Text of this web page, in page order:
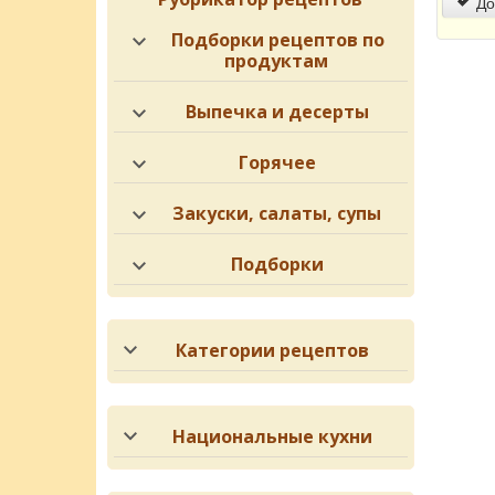
Подборки рецептов по
продуктам
Выпечка и десерты
Горячее
Закуски, салаты, супы
Подборки
Категории рецептов
Национальные кухни